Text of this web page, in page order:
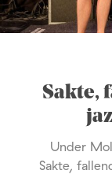
Sakte,
Under
Sakte,